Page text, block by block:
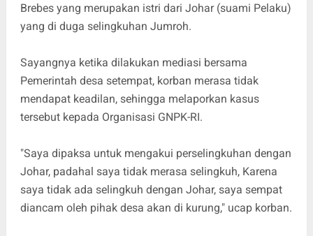
Brebes yang merupakan istri dari Johar (suami Pelaku)
yang di duga selingkuhan Jumroh.
Sayangnya ketika dilakukan mediasi bersama
Pemerintah desa setempat, korban merasa tidak
mendapat keadilan, sehingga melaporkan kasus
tersebut kepada Organisasi GNPK-RI.
"Saya dipaksa untuk mengakui perselingkuhan dengan
Johar, padahal saya tidak merasa selingkuh, Karena
saya tidak ada selingkuh dengan Johar, saya sempat
diancam oleh pihak desa akan di kurung," ucap korban.